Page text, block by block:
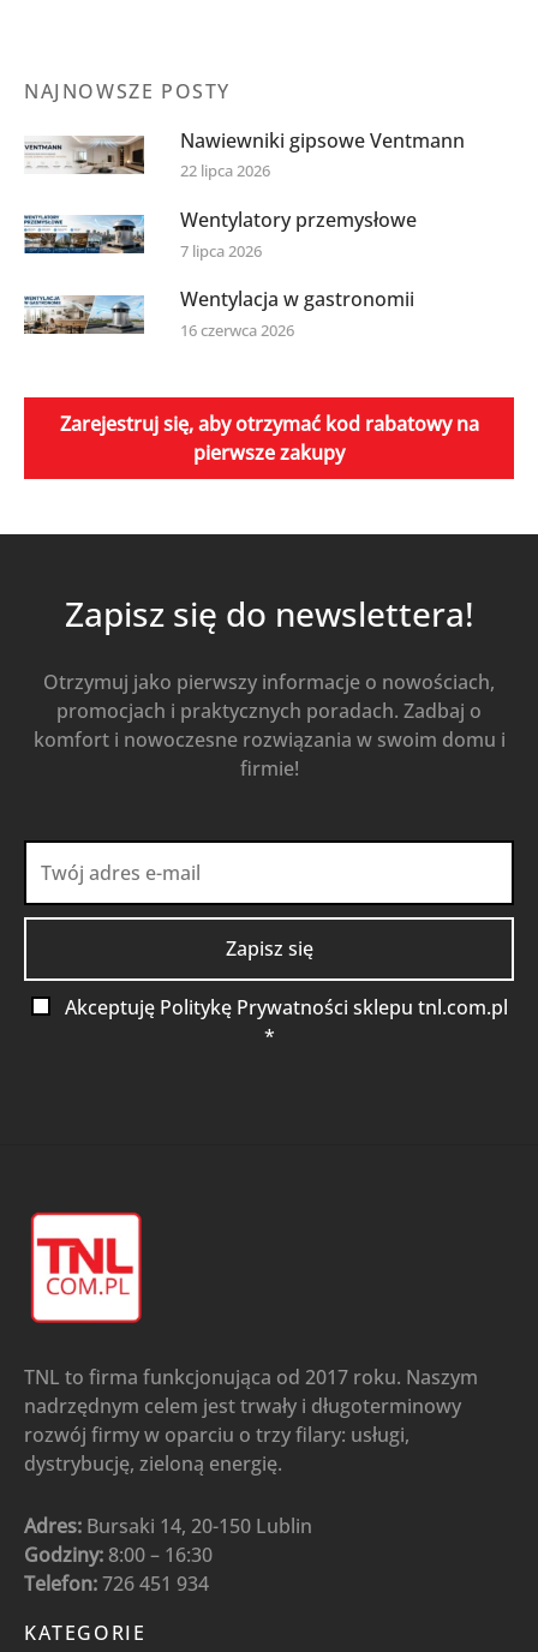
NAJNOWSZE POSTY
Nawiewniki gipsowe Ventmann
22 lipca 2026
Wentylatory przemysłowe
7 lipca 2026
Wentylacja w gastronomii
16 czerwca 2026
Zarejestruj się, aby otrzymać kod rabatowy na
pierwsze zakupy
Zapisz się do newslettera!
Otrzymuj jako pierwszy informacje o nowościach,
promocjach i praktycznych poradach. Zadbaj o
komfort i nowoczesne rozwiązania w swoim domu i
firmie!
Akceptuję Politykę Prywatności sklepu tnl.com.pl
*
TNL to firma funkcjonująca od 2017 roku. Naszym
nadrzędnym celem jest trwały i długoterminowy
rozwój firmy w oparciu o trzy filary: usługi,
dystrybucję, zieloną energię.
Adres: Bursaki 14, 20-150 Lublin
Godziny: 8:00 – 16:30
Telefon:726 451 934
KATEGORIE